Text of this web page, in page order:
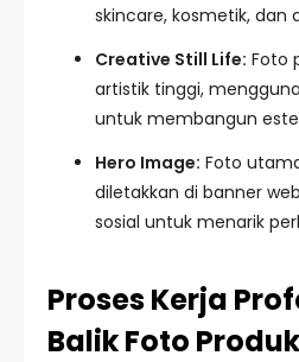
skincare, kosmetik, dan
Creative Still Life: Foto
artistik tinggi,
untuk membangun
Hero Image: Foto
diletakkan di banner
sosial untuk menarik
Proses Kerja
Balik Foto